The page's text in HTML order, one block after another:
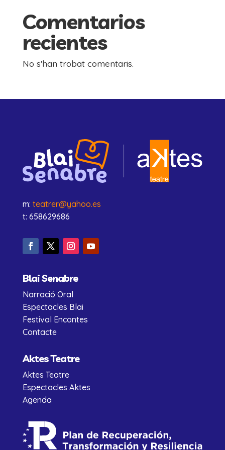
Comentarios
recientes
No s'han trobat comentaris.
m: teatrer@yahoo.es
t: 658629686
Blai Senabre
Narració Oral
Espectacles Blai
Festival Encontes
Contacte
Aktes Teatre
Aktes Teatre
Espectacles Aktes
Agenda